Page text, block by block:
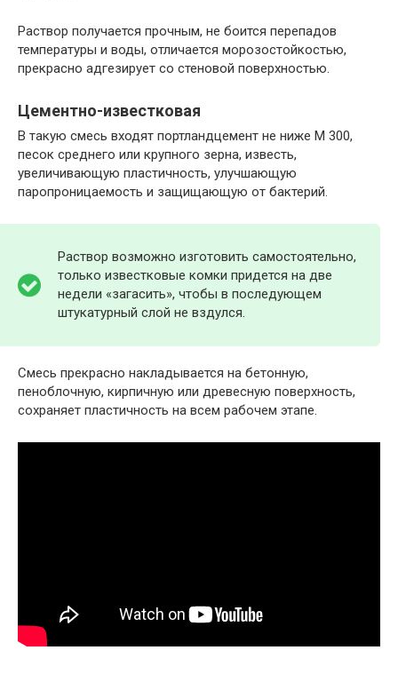
Раствор получается прочным, не боится перепадов
температуры и воды, отличается морозостойкостью,
прекрасно адгезирует со стеновой поверхностью.
Цементно-известковая
В такую смесь входят портландцемент не ниже М 300,
песок среднего или крупного зерна, известь,
увеличивающую пластичность, улучшающую
паропроницаемость и защищающую от бактерий.
Раствор возможно изготовить самостоятельно,
только известковые комки придется на две
недели «загасить», чтобы в последующем
штукатурный слой не вздулся.
Смесь прекрасно накладывается на бетонную,
пеноблочную, кирпичную или древесную поверхность,
сохраняет пластичность на всем рабочем этапе.